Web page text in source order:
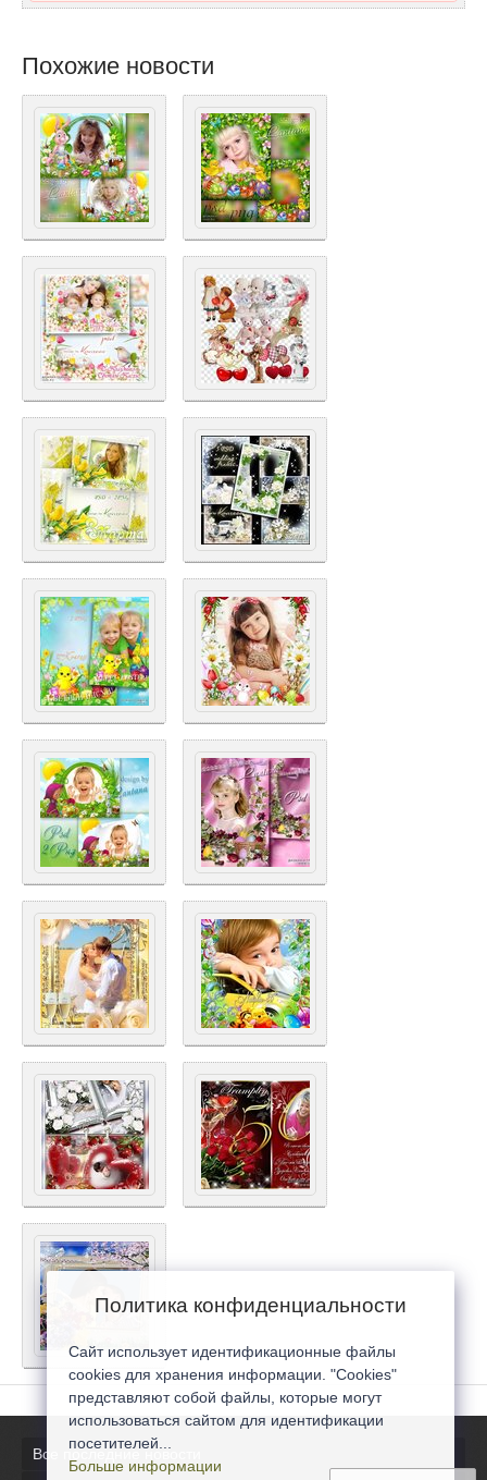
Похожие новости
Все последние новости
Политика конфиденциальности
Сайт использует идентификационные файлы
cookies для хранения информации. "Cookies"
представляют собой файлы, которые могут
использоваться сайтом для идентификации
посетителей...
Больше информации